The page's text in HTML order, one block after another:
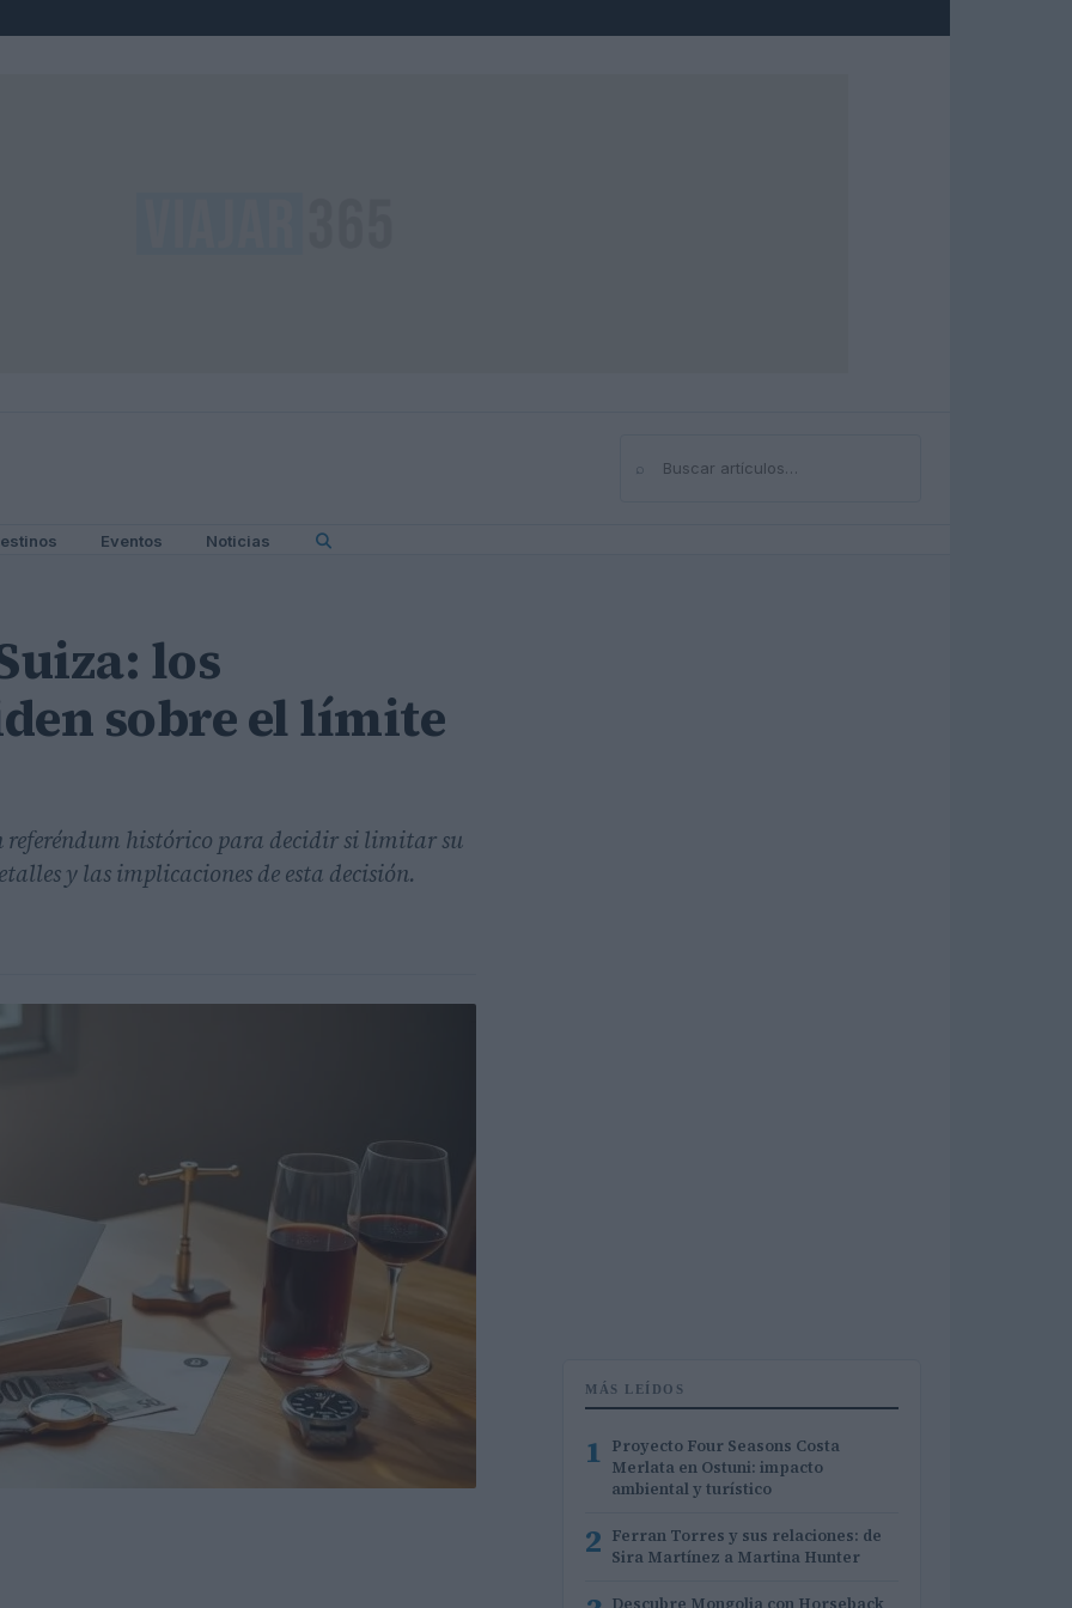
⌕Buscar
Eventos Noticias
los
sobre el límite
referéndum histórico para decidir si limitar su
y las implicaciones de esta decisión.
MÁS LEÍDOS
1 Proyecto Four Seasons Costa
Merlata en Ostuni: impacto
ambiental y turístico
2 Ferran Torres y sus relaciones: de
Sira Martínez a Martina Hunter
Descubre Mongolia con Horseback